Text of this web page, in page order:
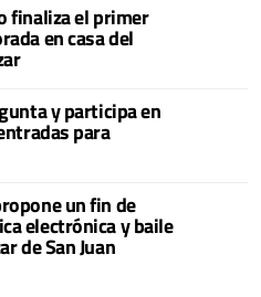
finaliza el primer
en casa del
y participa en
para
un fin de
electrónica y baile
de San Juan